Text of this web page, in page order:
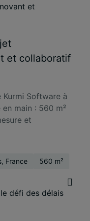
et collaboratif
Kurmi Software à
main : 560 m²
et
Rennes, France 560 m²